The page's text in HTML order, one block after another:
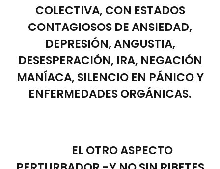
COLECTIVA, CON ESTADOS
CONTAGIOSOS DE ANSIEDAD,
DEPRESIÓN, ANGUSTIA,
DESESPERACIÓN, IRA, NEGACIÓN
MANÍACA, SILENCIO EN PÁNICO Y
ENFERMEDADES ORGÁNICAS.
EL OTRO ASPECTO